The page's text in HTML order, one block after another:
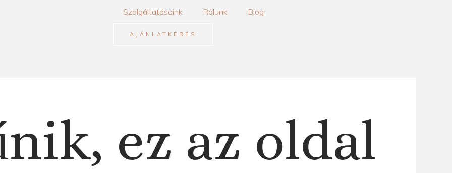
Szolgáltatásaink Rólunk Blog
AJÁNLATKÉRÉS
ez az oldal